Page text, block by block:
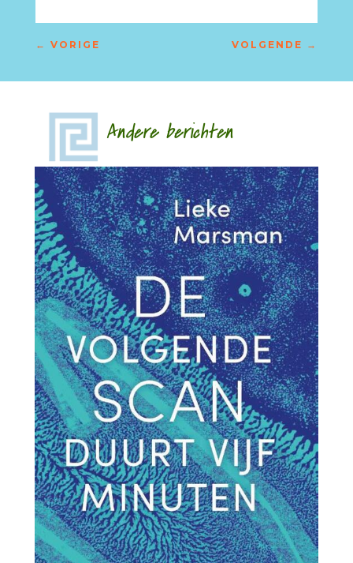
← VORIGE VOLGENDE →
Andere berichten